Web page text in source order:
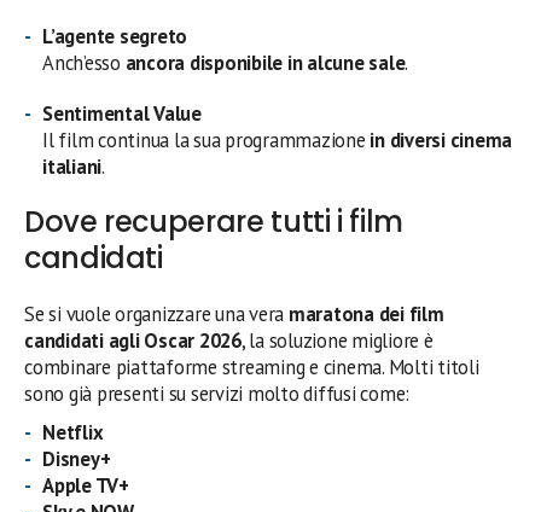
L’agente segreto
Anch’esso ancora disponibile in alcune sale.
Sentimental Value
Il film continua la sua programmazione in diversi cinema
italiani.
Dove recuperare tutti i film
candidati
Se si vuole organizzare una vera maratona dei film
candidati agli Oscar 2026, la soluzione migliore è
combinare piattaforme streaming e cinema. Molti titoli
sono già presenti su servizi molto diffusi come:
Netflix
Disney+
Apple TV+